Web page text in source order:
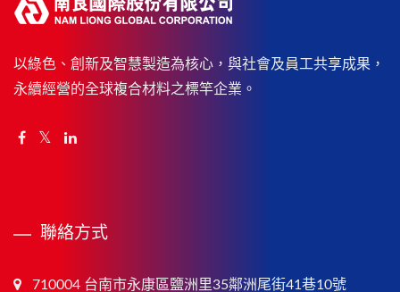
以綠色、創新及智慧製造為核心，與社會及員工共享成果，
永續經營的全球複合材料之標竿企業。
聯絡方式
710004 台南市永康區鹽洲里35鄰洲尾街41巷10號